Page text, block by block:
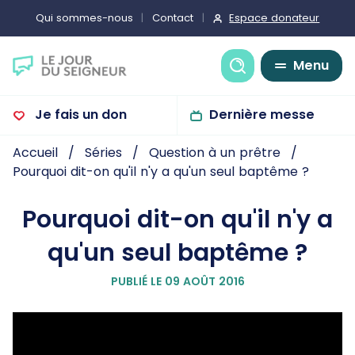
Qui sommes-nous Contact Espace donateur
Recherche
Menu
Je fais un don Dernière messe
Accueil Séries
Question à un prêtre
Pourquoi dit-on qu'il n'y a qu'un seul baptême ?
Pourquoi dit-on qu'il n'y a
qu'un seul baptême ?
PUBLIÉ LE 09 AOÛT 2016